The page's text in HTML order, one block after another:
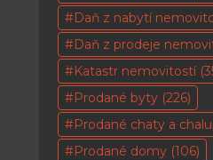
Daň z nabytí
Daň z prodeje
Katastr nemovitostí
Prodané byty (226)
Prodané chaty a
Prodané domy (106)